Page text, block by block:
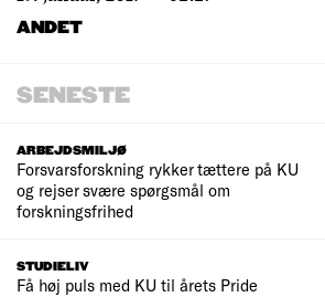
ANDET
SENESTE
ARBEJDSMILJØ
Forsvarsforskning rykker tættere på KU
og rejser svære spørgsmål om
forskningsfrihed
STUDIELIV
Få høj puls med KU til årets Pride